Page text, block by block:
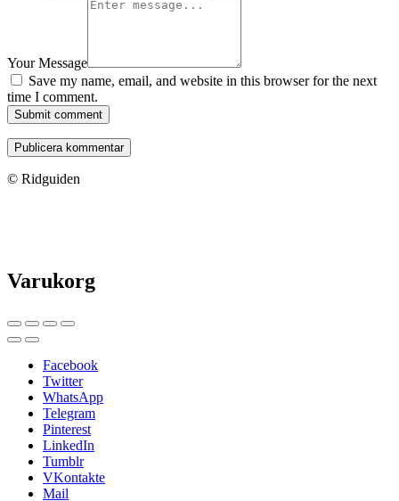
Your Message
Save my name, email, and website in this browser for the next
time I comment.
Submit comment
© Ridguiden
Varukorg
Facebook
Twitter
WhatsApp
Telegram
Pinterest
LinkedIn
Tumblr
VKontakte
Mail